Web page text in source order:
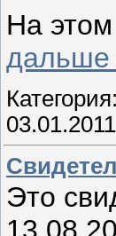
На этом
дальше
Категория:
03.01.2011
Это